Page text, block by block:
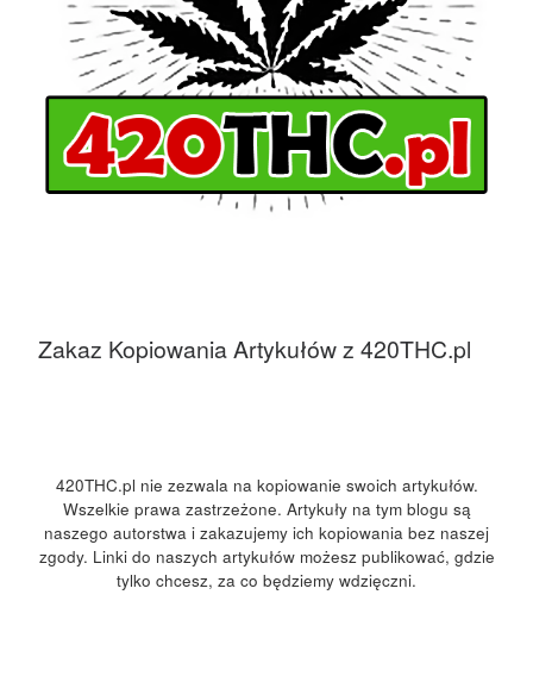
Zakaz Kopiowania Artykułów z 420THC.pl
420THC.pl nie zezwala na kopiowanie swoich artykułów.
Wszelkie prawa zastrzeżone. Artykuły na tym blogu są
naszego autorstwa i zakazujemy ich kopiowania bez naszej
zgody. Linki do naszych artykułów możesz publikować, gdzie
tylko chcesz, za co będziemy wdzięczni.